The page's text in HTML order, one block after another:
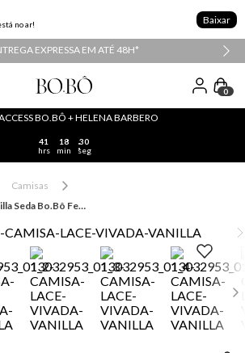
no ar! Baixar
EXPRESSA EM ATÉ 48H*
0
BO.BÔ + HELENA BARBERO
41
hrs
18
min
30
seg
Camisas
Camisa Lace Vivada Vanilla Seda Bo.Bô Feminina